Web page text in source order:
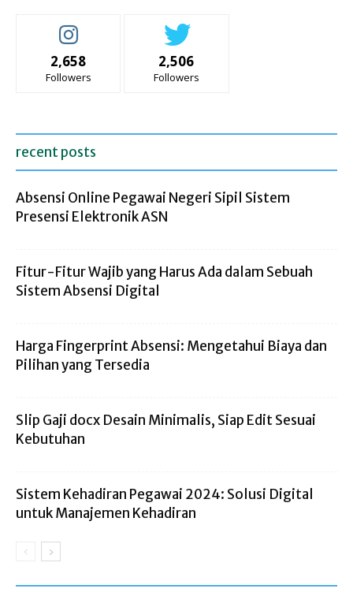
2,658
Followers
2,506
Followers
recent posts
Absensi Online Pegawai Negeri Sipil Sistem
Presensi Elektronik ASN
Fitur-Fitur Wajib yang Harus Ada dalam Sebuah
Sistem Absensi Digital
Harga Fingerprint Absensi: Mengetahui Biaya dan
Pilihan yang Tersedia
Slip Gaji docx Desain Minimalis, Siap Edit Sesuai
Kebutuhan
Sistem Kehadiran Pegawai 2024: Solusi Digital
untuk Manajemen Kehadiran